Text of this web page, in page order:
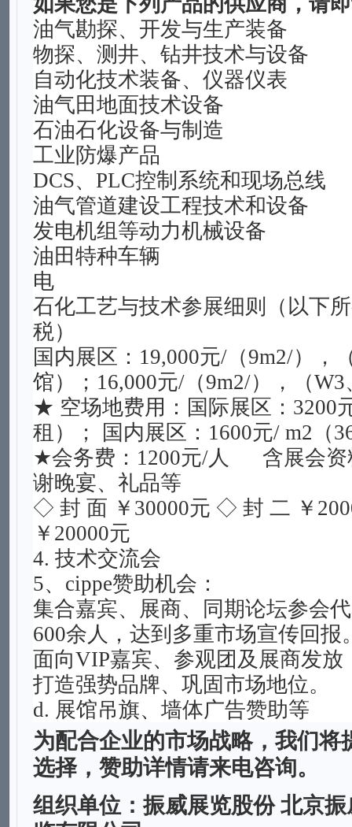
油气勘探、开发与生产装备
物探、测井、钻井技术与设备
自动化技术装备、仪器仪表
油气田地面技术设备
石油石化设备与制造
工业防爆产品
DCS、PLC控制系统和现场总线
油气管道建设工程技术和设备
发电机组等动力机械设备
油田特种车辆
电
石化工艺与技术参展细则（以下
税）
国内展区：19,000元/（9m2/），
馆）；16,000元/（9m2/），（W3
★ 空场地费用：国际展区：3200
租）； 国内展区：1600元/ m2（
★会务费：1200元/人 含展会资
谢晚宴、礼品等
◇ 封 面 ￥30000元 ◇ 封 二 ￥
￥20000元
4. 技术交流会
5、cippe赞助机会：
集合嘉宾、展商、同期论坛参会
600余人，达到多重市场宣传回报
面向VIP嘉宾、参观团及展商发放
打造强势品牌、巩固市场地位。
d. 展馆吊旗、墙体广告赞助等
为配合企业的市场战略，我们将
选择，赞助详情请来电咨询。
组织单位： 振威展览股份北京振